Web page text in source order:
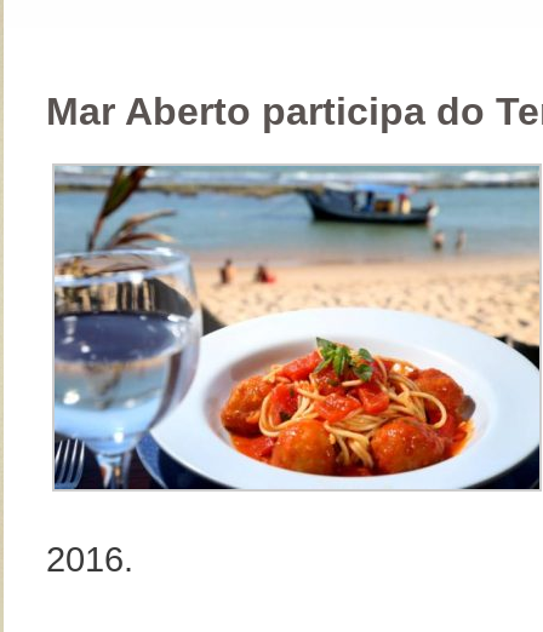
Mar Aberto participa do
2016.